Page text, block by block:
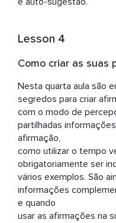
Lesson 4
Como criar as suas
Nesta quarta aula são
segredos para criar
com o modo de
partilhadas
afirmação,
como utilizar o tempo
obrigatoriamente ser
vários exemplos. São
informações
e quando
usar as afirmações na